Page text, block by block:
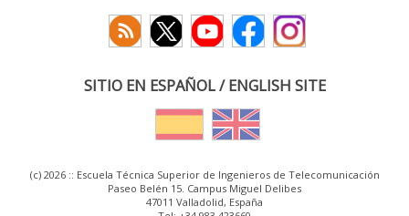
SITIO EN ESPAÑOL / ENGLISH SITE
(c) 2026 :: Escuela Técnica Superior de Ingenieros de Telecomunicación
Paseo Belén 15. Campus Miguel Delibes
47011 Valladolid, España